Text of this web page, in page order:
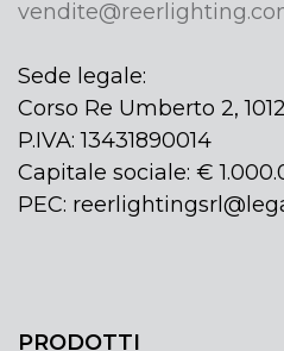
Sede legale:
Corso Re Umberto 2,
P.IVA: 13431890014
Capitale sociale: €
PEC:
PRODOTTI